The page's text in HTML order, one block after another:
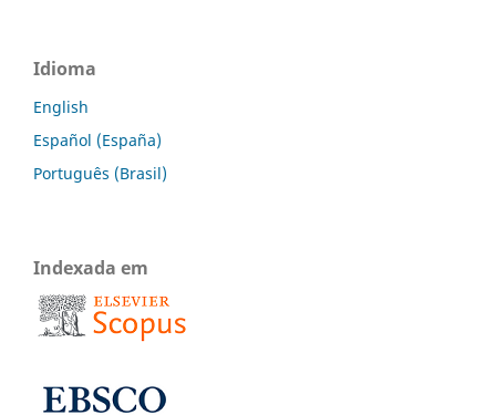
Idioma
English
Español (España)
Português (Brasil)
Indexada em